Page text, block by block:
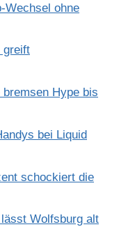
Wechsel ohne
greift
Hype bis
bei Liquid
schockiert die
Wolfsburg alt